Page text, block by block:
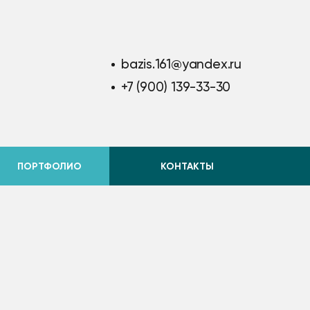
bazis.161@yandex.ru
+7 (900) 139-33-30
ПОРТФОЛИО КОНТАКТЫ